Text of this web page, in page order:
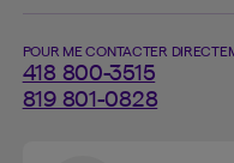
POUR ME CONTACTER
418 800-3515
819 801-0828